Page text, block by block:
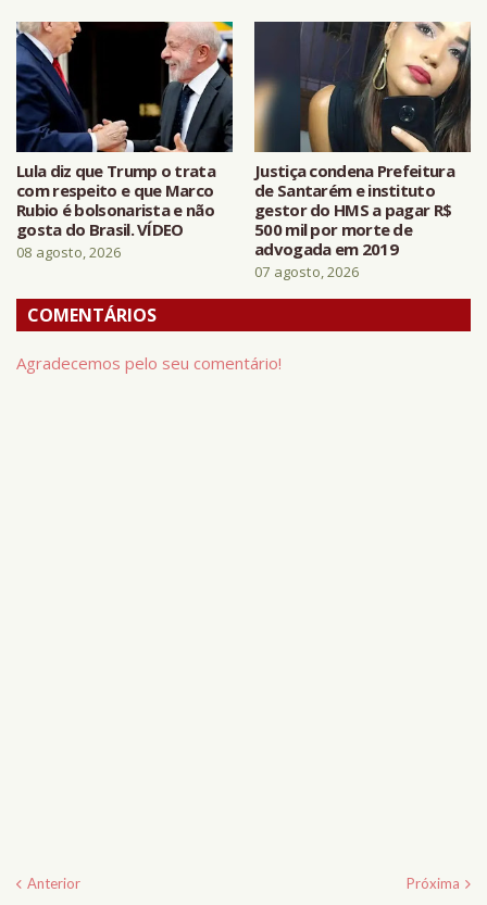
Lula diz que Trump o trata
com respeito e que Marco
Rubio é bolsonarista e não
gosta do Brasil. VÍDEO
08 agosto, 2026
Justiça condena Prefeitura
de Santarém e instituto
gestor do HMS a pagar R$
500 mil por morte de
advogada em 2019
07 agosto, 2026
COMENTÁRIOS
Agradecemos pelo seu comentário!
Anterior Próxima